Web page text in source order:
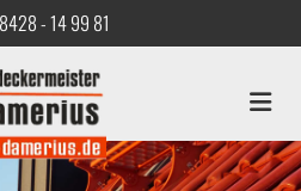
- 14 99 81